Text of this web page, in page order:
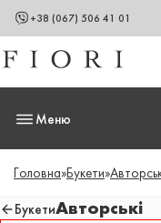
+38 (067) 506 41 01
Меню
Головна»Букети»
БукетиАвторські